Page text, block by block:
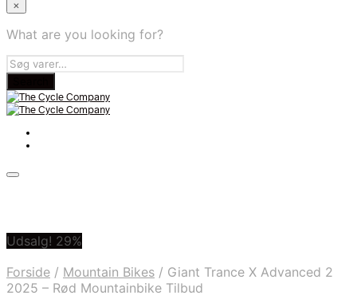
×
What are you looking for?
Udsalg! 29%
Forside / Mountain Bikes / Giant Trance X Advanced 2
2025 – Rød Mountainbike Tilbud